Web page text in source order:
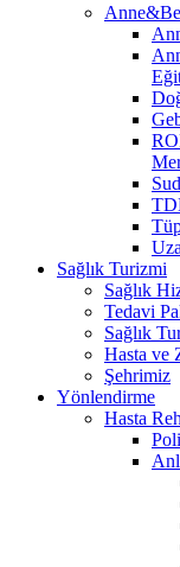
Sağlık Turizmi
Sağlık
Tedavi
Sağlık
Hasta ve
Şehrimiz
Yönlendirme
Hasta